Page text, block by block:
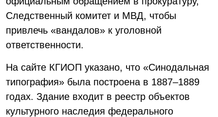
Следственный комитет и МВД, чтобы
привлечь «вандалов» к уголовной
ответственности.
На сайте КГИОП указано, что «Синодальная
типография» была построена в 1887–1889
годах. Здание входит в реестр объектов
культурного наследия федерального